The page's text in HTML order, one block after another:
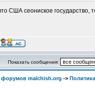
США сеониское
Показать сообщения:
форумов malchish.org ->